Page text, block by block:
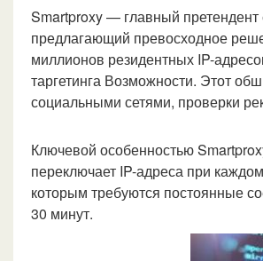
Smartproxy — главный
предлагающий превосходное
миллионов резидентных IP-
таргетинга Возможности. Этот
социальными сетями, проверки
Ключевой особенностью
переключает IP-адреса при
которым требуются постоянные
30 минут.